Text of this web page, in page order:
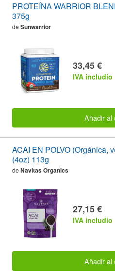
PROTEÍNA WARRIOR
375g
de Sunwarrior
33,45 €
IVA includio
Añadir al
ACAI EN POLVO (Orgánica,
(4oz) 113g
de Navitas Organics
27,15 €
IVA includio
Añadir al